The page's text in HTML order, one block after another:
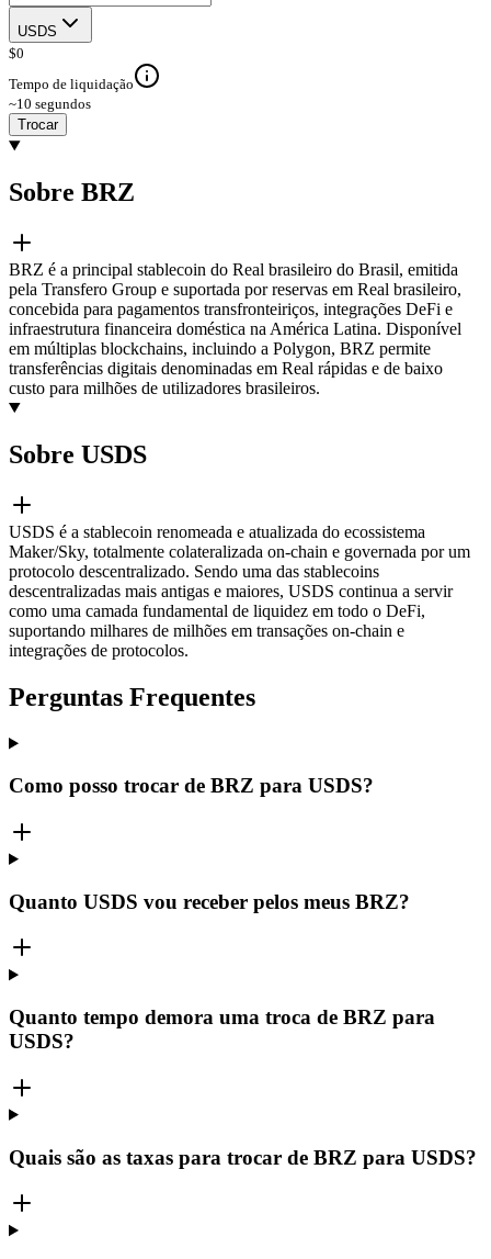
USDS
$0
Tempo de liquidação
~10 segundos
Trocar
Sobre BRZ
BRZ é a principal stablecoin do Real brasileiro do Brasil, emitida
pela Transfero Group e suportada por reservas em Real brasileiro,
concebida para pagamentos transfronteiriços, integrações DeFi e
infraestrutura financeira doméstica na América Latina. Disponível
em múltiplas blockchains, incluindo a Polygon, BRZ permite
transferências digitais denominadas em Real rápidas e de baixo
custo para milhões de utilizadores brasileiros.
Sobre USDS
USDS é a stablecoin renomeada e atualizada do ecossistema
Maker/Sky, totalmente colateralizada on-chain e governada por um
protocolo descentralizado. Sendo uma das stablecoins
descentralizadas mais antigas e maiores, USDS continua a servir
como uma camada fundamental de liquidez em todo o DeFi,
suportando milhares de milhões em transações on-chain e
integrações de protocolos.
Perguntas Frequentes
Como posso trocar de BRZ para USDS?
Quanto USDS vou receber pelos meus BRZ?
Quanto tempo demora uma troca de BRZ para
USDS?
Quais são as taxas para trocar de BRZ para USDS?